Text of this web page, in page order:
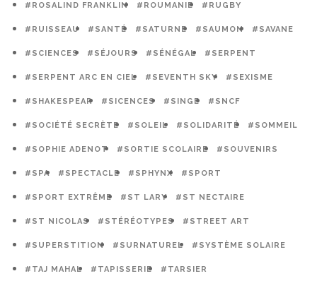
#ROSALIND FRANKLIN #ROUMANIE #RUGBY
#RUISSEAU #SANTÉ #SATURNE #SAUMON #SAVANE
#SCIENCES #SÉJOURS #SÉNÉGAL #SERPENT
#SERPENT ARC EN CIEL #SEVENTH SKY #SEXISME
#SHAKESPEAR #SICENCES #SINGE #SNCF
#SOCIÉTÉ SECRÈTE #SOLEIL #SOLIDARITÉ #SOMMEIL
#SOPHIE ADENOT #SORTIE SCOLAIRE #SOUVENIRS
#SPA #SPECTACLE #SPHYNX #SPORT
#SPORT EXTRÊME #ST LARY #ST NECTAIRE
#ST NICOLAS #STÉRÉOTYPES #STREET ART
#SUPERSTITION #SURNATUREL #SYSTÈME SOLAIRE
#TAJ MAHAL #TAPISSERIE #TARSIER